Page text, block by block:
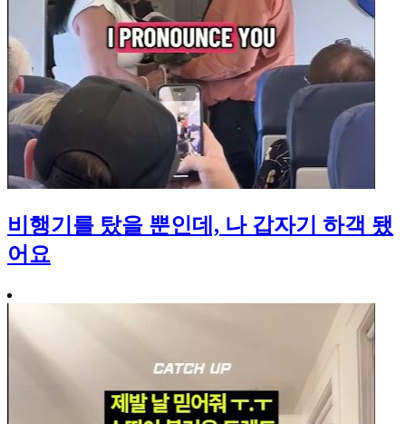
비행기를 탔을 뿐인데, 나 갑자기 하객 됐
어요